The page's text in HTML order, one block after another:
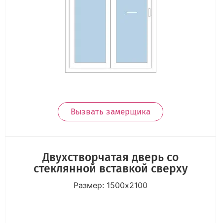
Вызвать замерщика
Двухстворчатая дверь со
стеклянной вставкой сверху
Размер: 1500х2100